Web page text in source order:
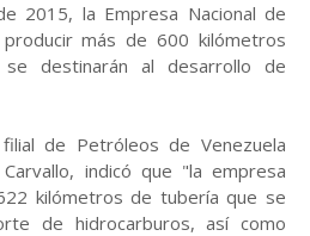
2015, la Empresa Nacional de
más de 600 kilómetros
destinarán al desarrollo de
de Petróleos de Venezuela
indicó que "la empresa
kilómetros de tubería que se
de hidrocarburos, así como